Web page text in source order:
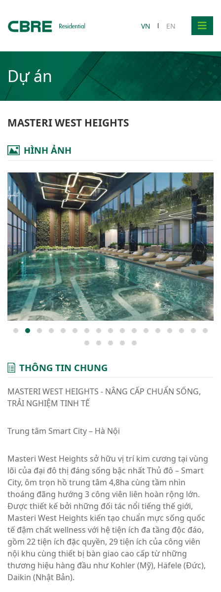
VN EN
Dự án
MASTERI WEST HEIGHTS
HÌNH ẢNH
THÔNG TIN CHUNG
MASTERI WEST HEIGHTS - NÂNG CẤP CHUẨN SỐNG,
TRẢI NGHIỆM TINH TẾ
Trung tâm Smart City – Hà Nội
Masteri West Heights sở hữu vị trí kim cương tại vùng
lõi của đại đô thị đáng sống bậc nhất Thủ đô – Smart
City, ôm trọn hồ trung tâm 4,8ha cùng tầm nhìn
thoáng đãng hướng 3 công viên liên hoàn rộng lớn.
Được thiết kế bởi những đối tác nổi tiếng thế giới,
Masteri West Heights kiến tạo chuẩn mực sống quốc
tế đậm chất wellness với hệ tiện ích đa tầng độc đáo,
gồm 22 tiện ích đặc quyền, 29 tiện ích của công viên
nội khu cùng thiết bị bàn giao cao cấp từ những
thương hiệu hàng đầu như Kohler (Mỹ), Häfele (Đức),
Daikin (Nhật Bản).